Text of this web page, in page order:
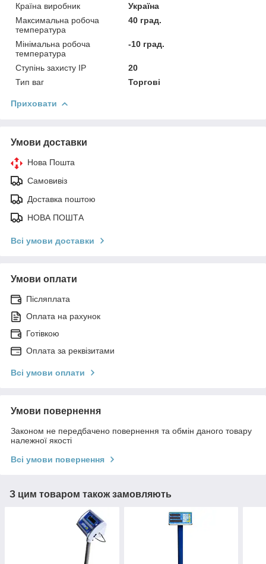
Країна виробник
Україна
Максимальна робоча
температура
40 град.
Мінімальна робоча
температура
-10 град.
Ступінь захисту IP
20
Тип ваг
Торгові
Приховати
Умови доставки
Нова Пошта
Самовивіз
Доставка поштою
НОВА ПОШТА
Всі умови доставки
Умови оплати
Післяплата
Оплата на рахунок
Готівкою
Оплата за реквізитами
Всі умови оплати
Умови повернення
Законом не передбачено повернення та обмін даного товару
належної якості
Всі умови повернення
З цим товаром також замовляють